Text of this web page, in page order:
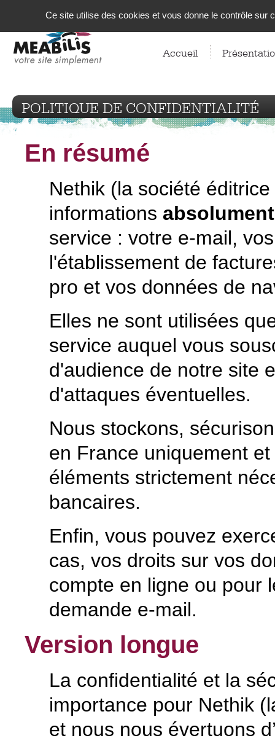
Accueil
POLITIQUE DE CONFIDENTIALITÉ
En résumé
Nethik (la société
informations
service : votre e-mail,
l'établissement de
pro et vos données de
Elles ne sont utilisées
service auquel vous
d'audience de notre site
d'attaques éventuelles.
Nous stockons,
en France uniquement
éléments strictement
bancaires.
Enfin, vous pouvez
cas, vos droits sur vos
compte en ligne ou pour
demande e-mail.
Version longue
La confidentialité et la
importance pour Nethik
et nous nous évertuons
Ce site utilise des cookies et vous donne le contrôle sur